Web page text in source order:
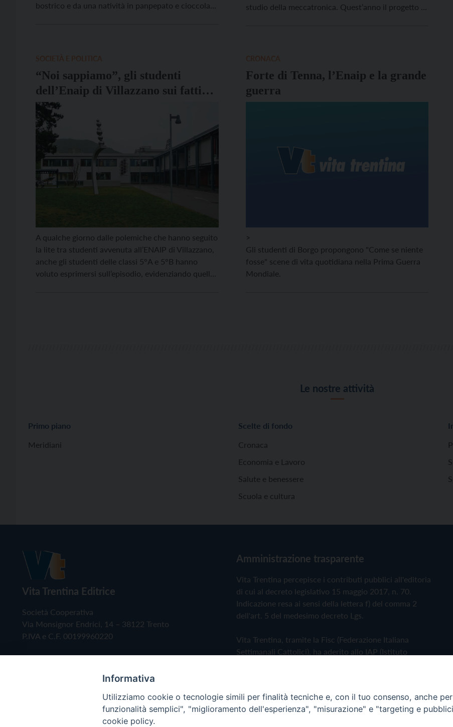
bostrico e da una natività in panpepato e cioccolato
studio della meccatronica. Quest’anno il progetto di
“Noi sappiamo”, gli studenti
dell’Enaip di Villazzano sui fatti
dell’ultima settimana
A qualche giorno dalle polemiche che hanno seguito
la lite tra studenti avvenuta all’ENAIP di Villazzano,
anche gli studenti delle classi 5°A e 5°B hanno
voluto esprimersi sull’episodio, evidenziando quello
Forte di Tenna, l’Enaip e la grande
guerra
>
Gli studenti di Borgo propongono "Come se niente
fosse" scene di vita quotidiana nella Prima Guerra
Mondiale.
Le nostre attività
Primo piano
Meridiani
Scelte di fondo
Cronaca
Economia e Lavoro
Salute e benessere
Scuola e cultura
Vita Trentina Editrice
Società Cooperativa
Via Monsignor Endrici, 14 – 38122 Trento
P.IVA e C.F. 00199960220
Amministrazione trasparente
Vita Trentina percepisce i contributi pubblici all'editoria
di cui al decreto legislativo 15 maggio 2017, n. 70.
Indicazione resa ai sensi della lettera f) del comma 2
dell'art. 5 del medesimo decreto Lgs.
Vita Trentina, tramite la Fisc (Federazione Italiana
Settimanali Cattolici), ha aderito allo IAP (Istituto
Privacy Policy Cookie Policy
Informativa
Utilizziamo cookie o tecnologie simili per finalità tecniche e, con il tuo consenso, anche
funzionalità semplici", "miglioramento dell'esperienza", "misurazione" e "targeting e
cookie policy.